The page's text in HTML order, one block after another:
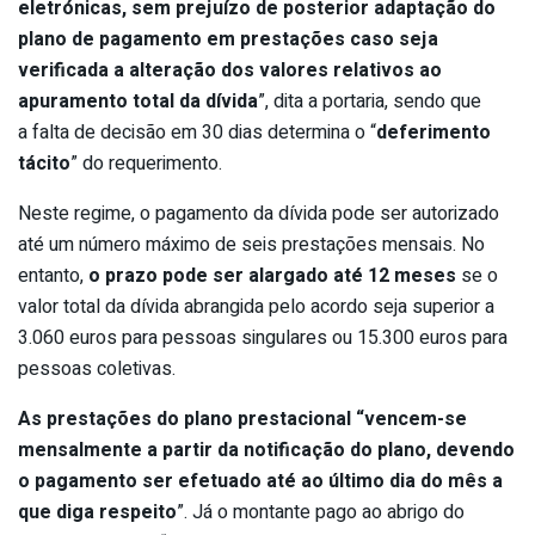
eletrónicas, sem prejuízo de posterior adaptação do
plano de pagamento em prestações caso seja
verificada a alteração dos valores relativos ao
apuramento total da dívida”, dita a portaria, sendo que
afalta de decisão em 30 dias determina o “deferimento
tácito” do requerimento.
Neste regime, o pagamento da dívida pode ser autorizado
até um número máximo de seis prestações mensais. No
entanto, o prazo pode ser alargado até 12 meses se o
valor total da dívida abrangida pelo acordo seja superior a
3.060 euros para pessoas singulares ou 15.300 euros para
pessoas coletivas.
As prestações do plano prestacional “vencem-se
mensalmente a partir da notificação do plano, devendo
o pagamento ser efetuado até ao último dia do mês a
que diga respeito”. Já o montante pago ao abrigo do